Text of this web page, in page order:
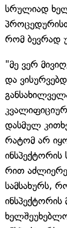
სრულიად
რომ ბევრად
"მე ვერ
და
კვალიფიციურ
დასმულ
რატომ არ
ინსპექტორის
რით
სამსახურს,
ინსპექტორის